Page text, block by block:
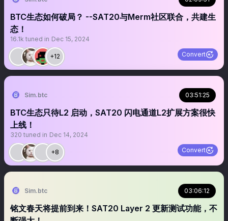
BTC生态如何破局？ --SAT20与Merm社区联合，共建生
态！
16.1k tuned in Dec 15, 2024
+12 Convert
Sim.btc 03:51:25
BTC生态只待L2 启动，SAT20 闪电通道L2扩展方案很快
上线！
320 tuned in Dec 14, 2024
+8 Convert
Sim.btc 03:06:12
铭文春天将提前到来！SAT20 Layer 2 更新测试功能，不